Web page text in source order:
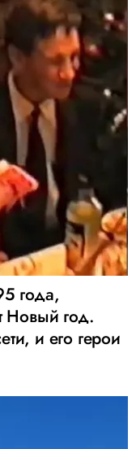
года,
Новый год.
и его герои